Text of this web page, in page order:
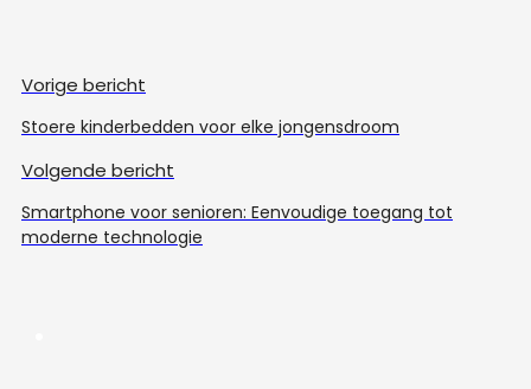
Vorige bericht
Stoere kinderbedden voor elke jongensdroom
Volgende bericht
Smartphone voor senioren: Eenvoudige toegang tot
moderne technologie